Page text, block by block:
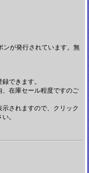
ンが発行されています。無
できます。
在庫セール程度ですのご
されますので、クリック
。